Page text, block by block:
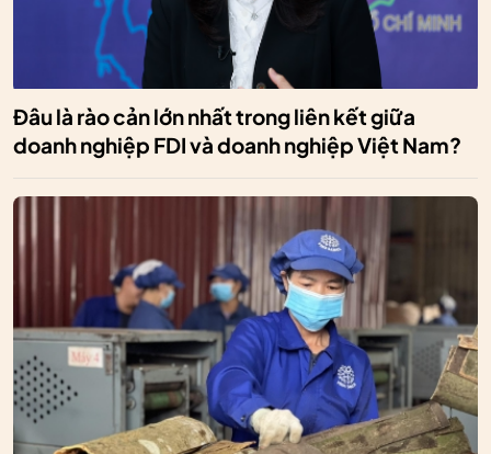
Đâu là rào cản lớn nhất trong liên kết giữa
doanh nghiệp FDI và doanh nghiệp Việt Nam?